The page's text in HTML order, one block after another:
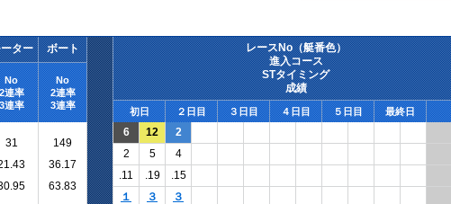
ター ボート
レースNo（艇番色）
進入コース
STタイミング
成績
No
連率
連率
No
2連率
3連率
初日 ２日目 ３日目 ４日目 ５日目 最終日
31
149
36.17
63.83
6 12 2
2 5
4
.11
.19
.15
１
３ ３